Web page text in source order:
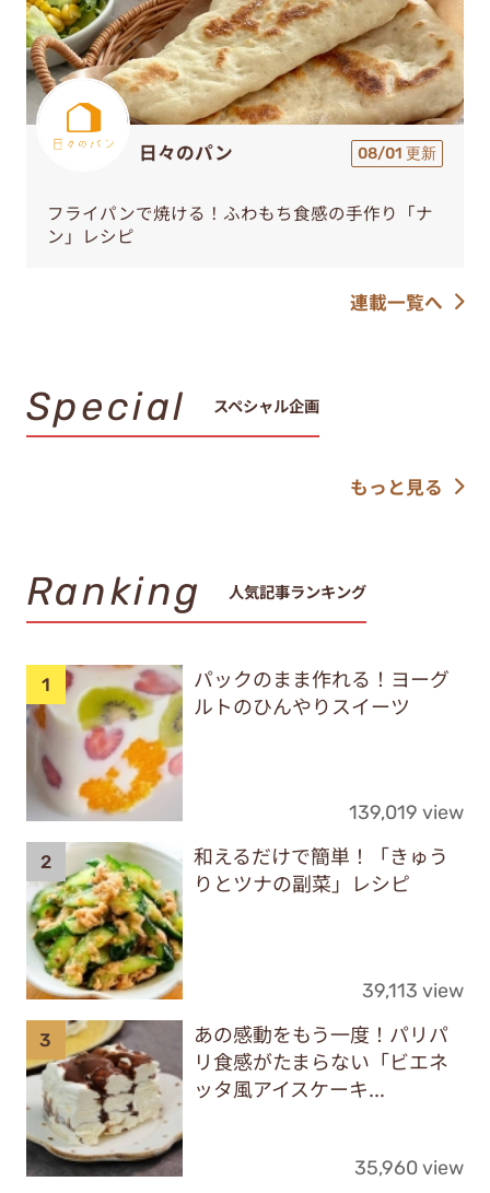
日々のパン 08/01 更新
フライパンで焼ける！ふわもち食感の手作り「ナ
ン」レシピ
連載一覧へ
Special スペシャル企画
もっと見る
Ranking 人気記事ランキング
パックのまま作れる！ヨーグ
ルトのひんやりスイーツ
139,019 view
和えるだけで簡単！「きゅう
りとツナの副菜」レシピ
39,113 view
あの感動をもう一度！パリパ
リ食感がたまらない「ビエネ
ッタ風アイスケーキ...
35,960 view